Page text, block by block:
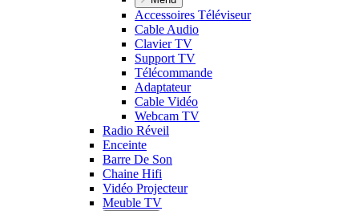
Accessoires Téléviseur
Cable Audio
Clavier TV
Support TV
Télécommande
Adaptateur
Cable Vidéo
Webcam TV
Radio Réveil
Enceinte
Barre De Son
Chaine Hifi
Vidéo Projecteur
Meuble TV